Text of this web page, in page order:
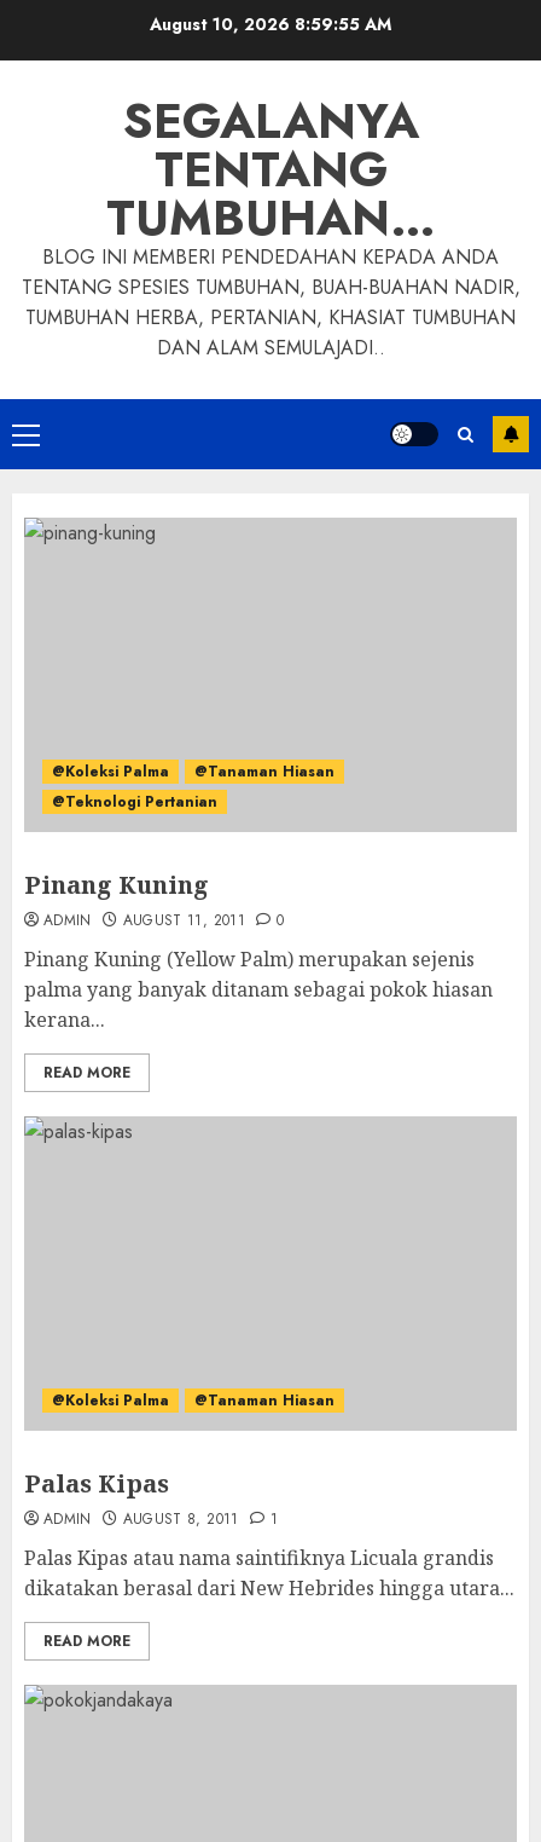
August 10, 2026 8:59:56 AM
SEGALANYA
TENTANG
TUMBUHAN…
BLOG INI MEMBERI PENDEDAHAN KEPADA ANDA
TENTANG SPESIES TUMBUHAN, BUAH-BUAHAN NADIR,
TUMBUHAN HERBA, PERTANIAN, KHASIAT TUMBUHAN
DAN ALAM SEMULAJADI..
Primary
Menu
@Koleksi Palma
@Tanaman Hiasan
@Teknologi Pertanian
Pinang Kuning
ADMIN AUGUST 11, 2011 0
Pinang Kuning (Yellow Palm) merupakan sejenis
palma yang banyak ditanam sebagai pokok hiasan
kerana...
READ MORE
@Koleksi Palma @Tanaman Hiasan
Palas Kipas
ADMIN AUGUST 8, 2011 1
Palas Kipas atau nama saintifiknya Licuala grandis
dikatakan berasal dari New Hebrides hingga utara...
READ MORE